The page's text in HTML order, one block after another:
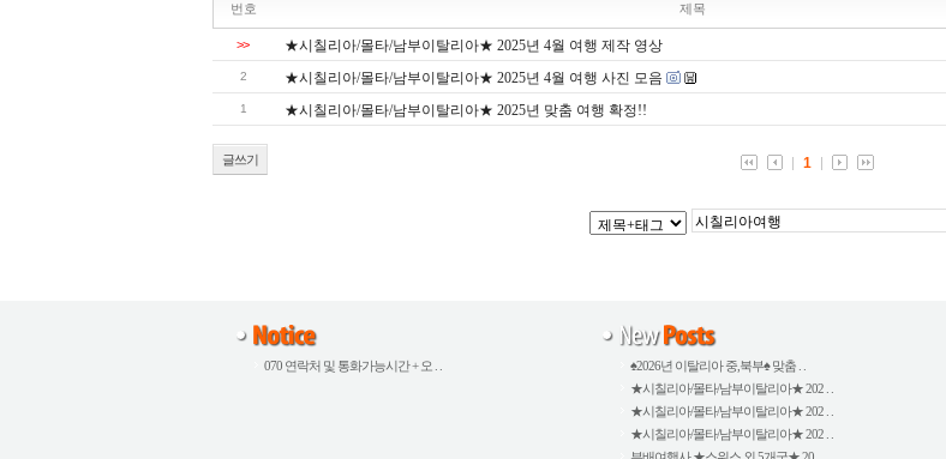
번호 제목
>> ★시칠리아/몰타/남부이탈리아★ 2025년 4월 여행 제작 영상
2 ★시칠리아/몰타/남부이탈리아★ 2025년 4월 여행 사진 모음
1 ★시칠리아/몰타/남부이탈리아★ 2025년 맞춤 여행 확정!!
글쓰기 1
♠2026년 이탈리아 중,북부♠ 맞춤 . .
★시칠리아/몰타/남부이탈리아★ 202 . .
★시칠리아/몰타/남부이탈리아★ 202 . .
★시칠리아/몰타/남부이탈리아★ 202 . .
부배여행사 ★스위스 외 5개국★ 20 . .
070 연락처 및 통화가능시간 + 오 . .